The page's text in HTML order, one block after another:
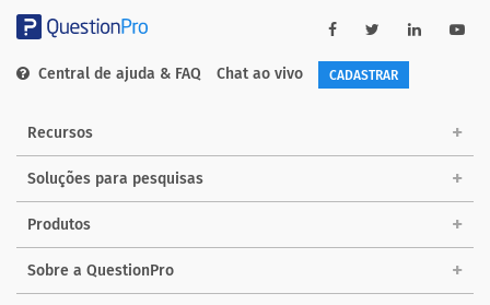
Central de ajuda & FAQ Chat ao vivo CADASTRAR
Recursos
Soluções para pesquisas
Produtos
Sobre a QuestionPro